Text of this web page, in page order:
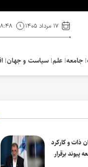
۱۷ مرداد ۱۴۰۵
جامعه علم سیاست و جهان
ذات و کارکرد
پیوند برقرار